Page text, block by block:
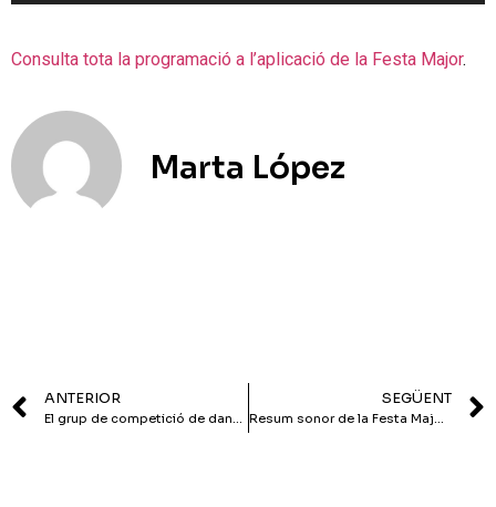
Consulta tota la programació a l’aplicació de la Festa Major.
Marta López
ANTERIOR
El grup de competició de dansa de l’EMMD Tiana organitza una mostra per recaptar diners per la final de Roma
SEGÜENT
Resum sonor de la Festa Major de Sant Cebrià 2024